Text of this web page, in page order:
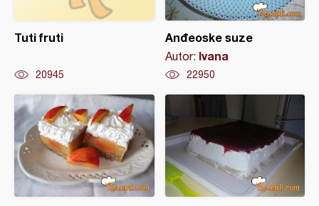
Tuti fruti
20945
Anđeoske suze
Autor: Ivana
22950